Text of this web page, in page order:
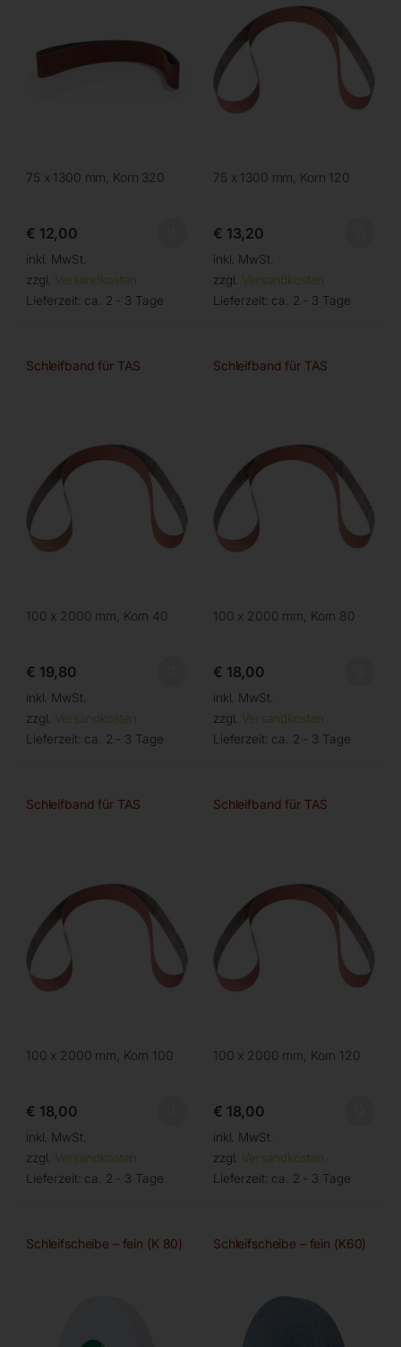
75 x 1300 mm, Korn 320
€ 12,00
inkl. MwSt.
zzgl. Versandkosten
Lieferzeit: ca. 2 - 3 Tage
75 x 1300 mm, Korn 120
€ 13,20
inkl. MwSt.
zzgl. Versandkosten
Lieferzeit: ca. 2 - 3 Tage
Schleifband für TAS
100 x 2000 mm, Korn 40
€ 19,80
inkl. MwSt.
zzgl. Versandkosten
Lieferzeit: ca. 2 - 3 Tage
Schleifband für TAS
100 x 2000 mm, Korn 80
€ 18,00
inkl. MwSt.
zzgl. Versandkosten
Lieferzeit: ca. 2 - 3 Tage
Schleifband für TAS
100 x 2000 mm, Korn 100
€ 18,00
inkl. MwSt.
zzgl. Versandkosten
Lieferzeit: ca. 2 - 3 Tage
Schleifband für TAS
100 x 2000 mm, Korn 120
€ 18,00
inkl. MwSt.
zzgl. Versandkosten
Lieferzeit: ca. 2 - 3 Tage
Schleifscheibe – fein (K 80) Schleifscheibe – fein (K60)